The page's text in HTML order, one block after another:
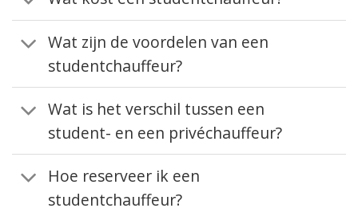
Wat zijn de voordelen van een
studentchauffeur?
Wat is het verschil tussen een
student- en een privéchauffeur?
Hoe reserveer ik een
studentchauffeur?